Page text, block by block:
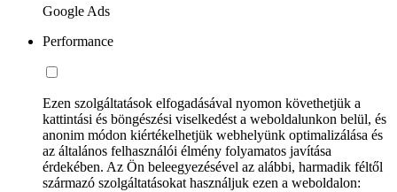
Google Ads
Performance
Ezen szolgáltatások elfogadásával nyomon követhetjük a
kattintási és böngészési viselkedést a weboldalunkon belül, és
anonim módon kiértékelhetjük webhelyünk optimalizálása és
az általános felhasználói élmény folyamatos javítása
érdekében. Az Ön beleegyezésével az alábbi, harmadik féltől
származó szolgáltatásokat használjuk ezen a weboldalon: